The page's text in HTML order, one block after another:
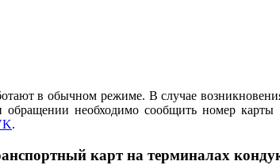
в обычном режиме. В случае
необходимо сообщить номер
.
карт на терминалах